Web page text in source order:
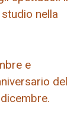
nella
e
del